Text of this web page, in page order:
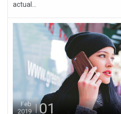
actual...
Feb
2019
01